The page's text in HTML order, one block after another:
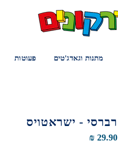
מתנות וגאדג'טים פעוטות
רברסי - ישראטויס
29.90 ₪